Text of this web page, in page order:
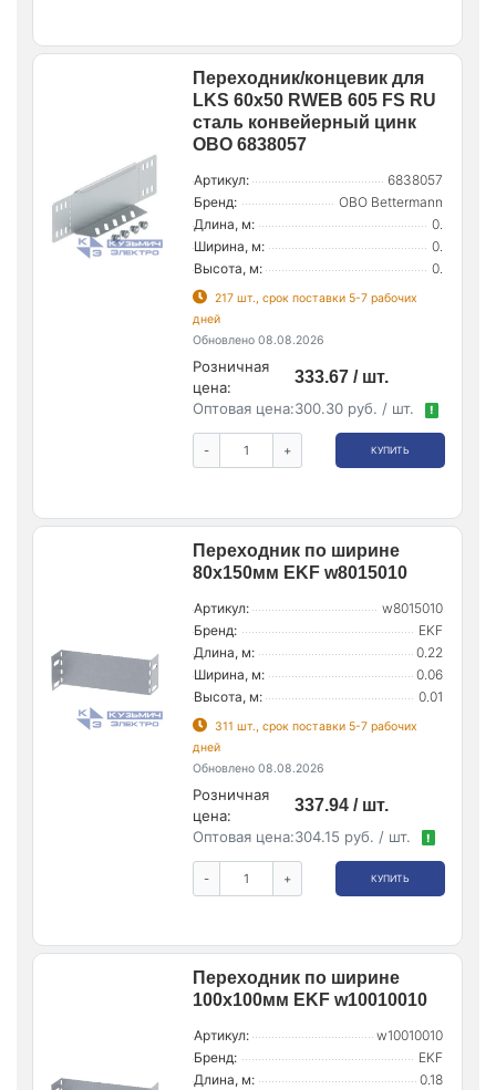
Переходник/концевик для
LKS 60х50 RWEB 605 FS RU
сталь конвейерный цинк
OBO 6838057
Артикул:
6838057
Бренд:
OBO Bettermann
Длина, м:
0.
Ширина, м:
0.
Высота, м:
0.
217 шт., срок поставки 5-7 рабочих
дней
Обновлено 08.08.2026
Розничная
цена:
333.67 / шт.
Оптовая цена:300.30 руб. / шт. !
- + КУПИТЬ
Переходник по ширине
80х150мм EKF w8015010
Артикул:
w8015010
Бренд:
EKF
Длина, м:
0.22
Ширина, м:
0.06
Высота, м:
0.01
311 шт., срок поставки 5-7 рабочих
дней
Обновлено 08.08.2026
Розничная
цена:
337.94 / шт.
Оптовая цена:304.15 руб. / шт. !
- + КУПИТЬ
Переходник по ширине
100х100мм EKF w10010010
Артикул:
w10010010
Бренд:
EKF
Длина, м:
0.18